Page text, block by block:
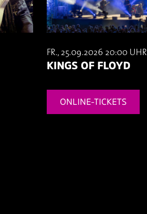
FR., 25.09.2026 20:00 UHR
KINGS OF FLOYD
ONLINE-TICKETS